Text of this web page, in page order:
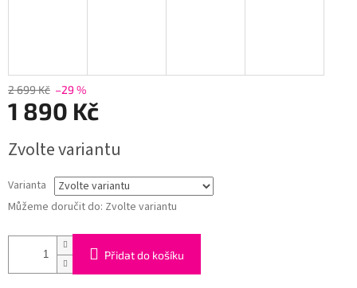
2 699 Kč –29 %
1 890 Kč
cena:
Zvolte variantu
Varianta
Můžeme doručit do: Zvolte variantu
Přidat do košíku